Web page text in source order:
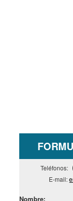
Teléfonos:
E-mail: